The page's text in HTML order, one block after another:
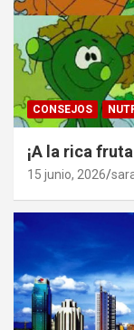
CONSEJOS
¡A la rica
15 junio, 2026